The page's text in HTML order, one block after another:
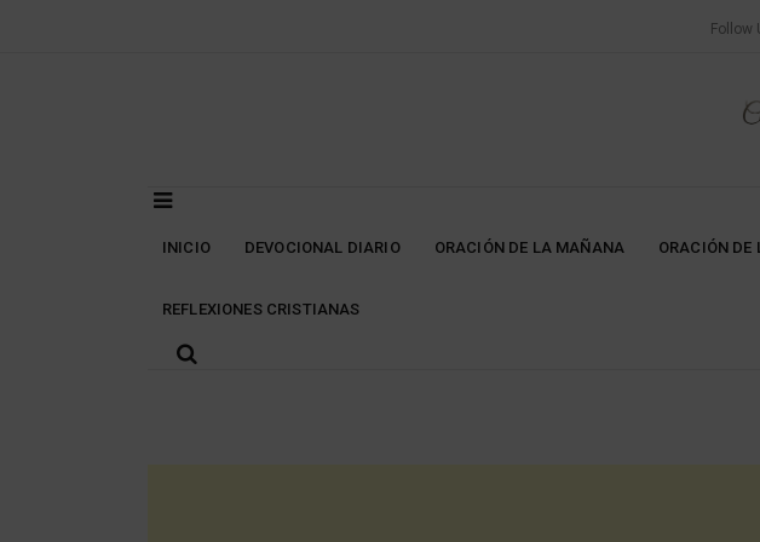
Follow
INICIO DEVOCIONAL DIARIO ORACIÓN DE LA MAÑANA ORACIÓN DE
REFLEXIONES CRISTIANAS